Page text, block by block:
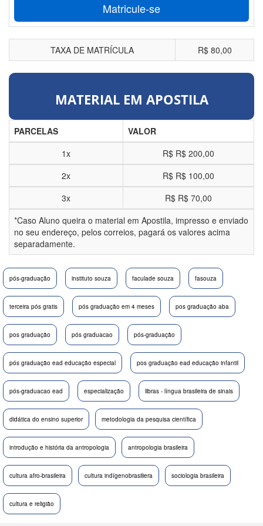
Matricule-se
TAXA DE MATRÍCULA R$ 80,00
MATERIAL EM APOSTILA
PARCELAS
VALOR
1x
R$ R$ 200,00
2x
R$ R$ 100,00
3x
R$ R$ 70,00
*Caso Aluno queira o material em Apostila, impresso e enviado
no seu endereço, pelos correios, pagará os valores acima
separadamente.
pós-graduação instituto souza faculade souza fasouza
terceira pós gratis pós graduação em 4 meses pos graduação aba
pos graduação pós graduacao pós-graduação
pós graduação ead educação especial pos graduação ead educação infantil
pós-graduacao ead especialização libras - língua brasileira de sinais
didática do ensino superior metodologia da pesquisa científica
introdução e história da antropologia antropologia brasileira
cultura afro-brasileira cultura indígenobrasiliera sociologia brasileira
cultura e religião